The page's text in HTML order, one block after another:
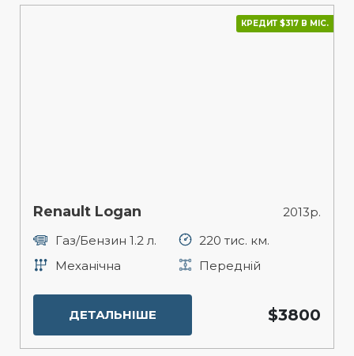
КРЕДИТ $317 В МІС.
Renault Logan
2013р.
Газ/Бензин 1.2 л.
220 тис. км.
Механічна
Передній
ДЕТАЛЬНІШЕ $3800